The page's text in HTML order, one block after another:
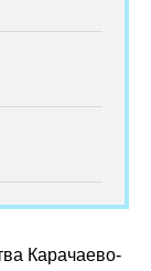
Карачаево-